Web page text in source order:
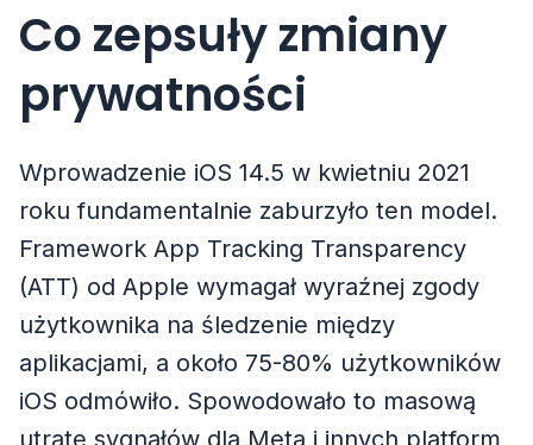
Co zepsuły zmiany
prywatności
Wprowadzenie iOS 14.5 w kwietniu 2021
roku fundamentalnie zaburzyło ten model.
Framework App Tracking Transparency
(ATT) od Apple wymagał wyraźnej zgody
użytkownika na śledzenie między
aplikacjami, a około 75-80% użytkowników
iOS odmówiło. Spowodowało to masową
utratę sygnałów dla Meta i innych platform